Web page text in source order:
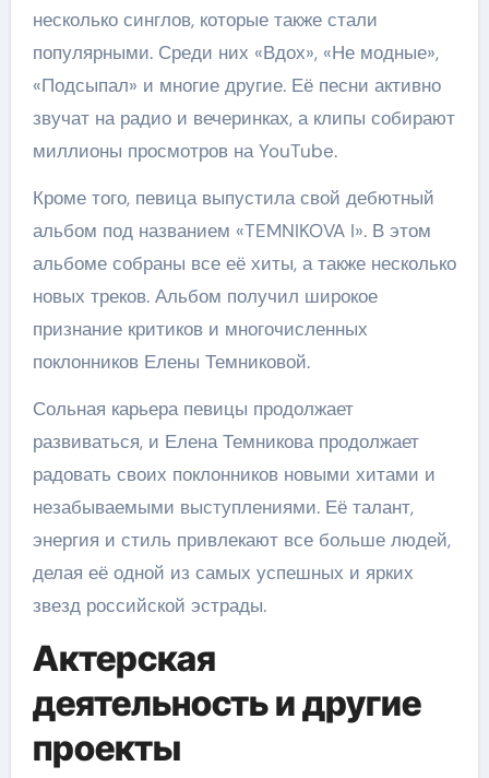
несколько синглов, которые также стали
популярными. Среди них «Вдох», «Не модные»,
«Подсыпал» и многие другие. Её песни активно
звучат на радио и вечеринках, а клипы собирают
миллионы просмотров на YouTube.
Кроме того, певица выпустила свой дебютный
альбом под названием «TEMNIKOVA I». В этом
альбоме собраны все её хиты, а также несколько
новых треков. Альбом получил широкое
признание критиков и многочисленных
поклонников Елены Темниковой.
Сольная карьера певицы продолжает
развиваться, и Елена Темникова продолжает
радовать своих поклонников новыми хитами и
незабываемыми выступлениями. Её талант,
энергия и стиль привлекают все больше людей,
делая её одной из самых успешных и ярких
звезд российской эстрады.
Актерская
деятельность и другие
проекты